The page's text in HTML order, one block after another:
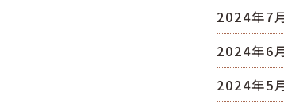
2024年7
2024年6
2024年5